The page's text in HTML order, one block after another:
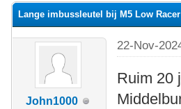
Lange imbussleutel bij M5 Low Racer
John1000
22-Nov-
Ruim 20